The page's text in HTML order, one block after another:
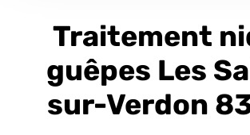
Traitement
guêpes Les
sur-Verdon